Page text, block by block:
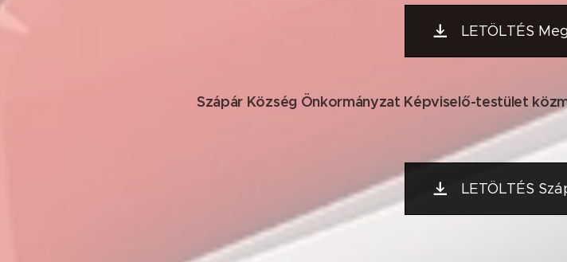
LETÖLTÉS
Szápár Község Önkormányzat Képviselő-testület
LETÖLTÉS